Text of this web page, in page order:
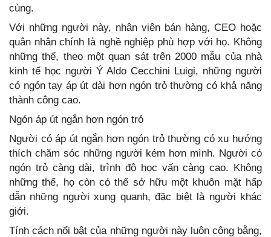
cùng.
Với những người này, nhân viên bán hàng, CEO hoặc
quân nhân chính là nghề nghiệp phù hợp với họ. Không
những thế, theo một quan sát trên 2000 mẫu của nhà
kinh tế học người Ý Aldo Cecchini Luigi, những người
có ngón tay áp út dài hơn ngón trỏ thường có khả năng
thành công cao.
Ngón áp út ngắn hơn ngón trỏ
Người có áp út ngắn hơn ngón trỏ thường có xu hướng
thích chăm sóc những người kém hơn mình. Người có
ngón trỏ càng dài, trình độ học vấn càng cao. Không
những thế, họ còn có thể sở hữu một khuôn mặt hấp
dẫn những người xung quanh, đặc biệt là người khác
giới.
Tính cách nổi bật của những người này luôn công bằng,